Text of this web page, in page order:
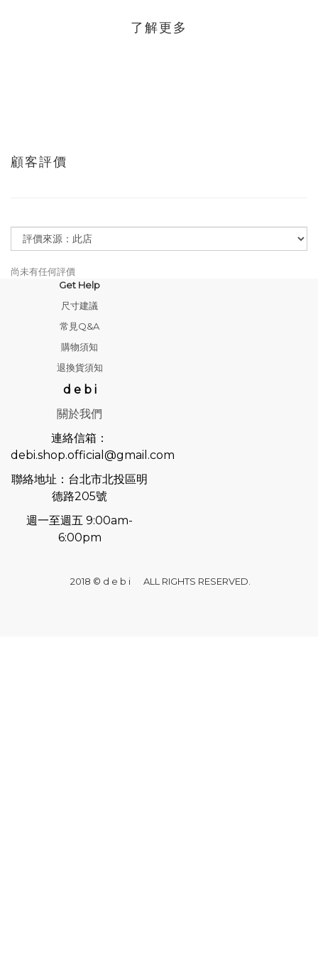
了解更多
顧客評價
尚未有任何評價
Get Help
尺寸建議
常見Q&A
購物須知
退換貨須知
d e b i
關於我們
連絡信箱：
debi.shop.official@gmail.com
聯絡地址：台北市北投區明
德路205號
週一至週五 9:00am-
6:00pm
2018 © d e b i ALL RIGHTS RESERVED.